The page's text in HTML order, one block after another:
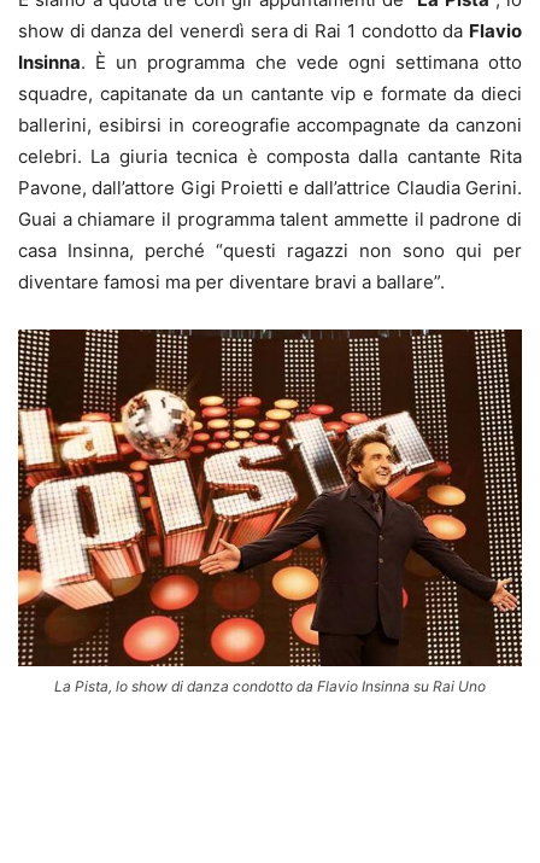
show di danza del venerdì sera di Rai 1 condotto da Flavio
Insinna. È un programma che vede ogni settimana otto
squadre, capitanate da un cantante vip e formate da dieci
ballerini, esibirsi in coreografie accompagnate da canzoni
celebri. La giuria tecnica è composta dalla cantante Rita
Pavone, dall’attore Gigi Proietti e dall’attrice Claudia Gerini.
Guai a chiamare il programma talent ammette il padrone di
casa Insinna, perché “questi ragazzi non sono qui per
diventare famosi ma per diventare bravi a ballare”.
La Pista, lo show di danza condotto da Flavio Insinna su Rai Uno